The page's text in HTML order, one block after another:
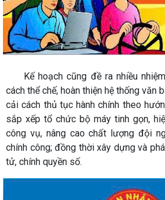
Kế hoạch cũng đề ra nhiều
cách thể chế, hoàn thiện hệ thống văn
cải cách thủ tục hành chính theo
sắp xếp tổ chức bộ máy tinh gọn,
công vụ, nâng cao chất lượng đội
chính công; đồng thời xây dựng và
tử, chính quyền số.